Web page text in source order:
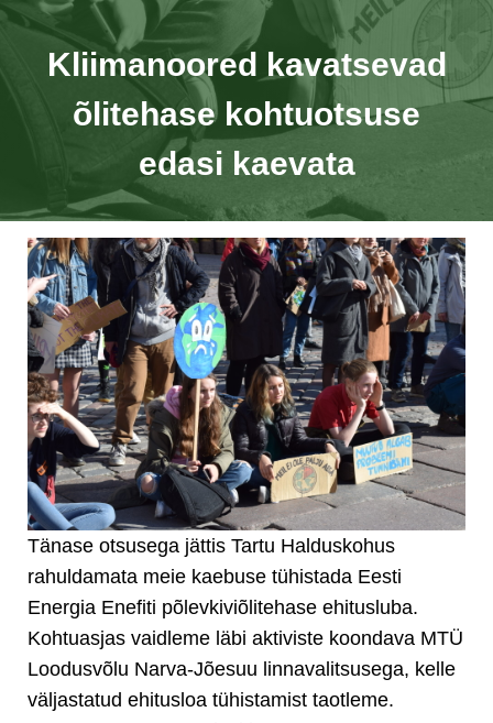
Kliimanoored kavatsevad
õlitehase kohtuotsuse
edasi kaevata
Tänase otsusega jättis Tartu Halduskohus
rahuldamata meie kaebuse tühistada Eesti
Energia Enefiti põlevkiviõlitehase ehitusluba.
Kohtuasjas vaidleme läbi aktiviste koondava MTÜ
Loodusvõlu Narva-Jõesuu linnavalitsusega, kelle
väljastatud ehitusloa tühistamist taotleme.